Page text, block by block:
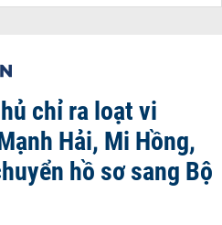
chỉ ra loạt vi
Hải, Mi Hồng,
hồ sơ sang Bộ